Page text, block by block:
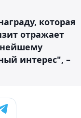
которая
отражает
интерес", –